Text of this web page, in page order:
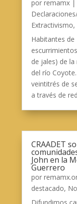
por remamx|
Extractivismo,
Habitantes
de jales) de
del río
veintitrés de
a través de
CRAADET
John en la
Guerrero
por
destacado,
Difundimos